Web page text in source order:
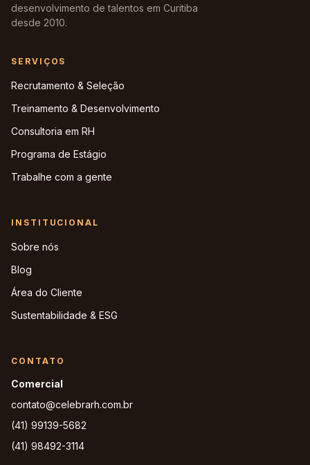
desenvolvimento de talentos em Curitiba
desde 2010.
SERVIÇOS
Recrutamento & Seleção
Treinamento & Desenvolvimento
Consultoria em RH
Programa de Estágio
Trabalhe com a gente
INSTITUCIONAL
Sobre nós
Blog
Área do Cliente
Sustentabilidade & ESG
CONTATO
Comercial
contato@celebrarh.com.br
(41) 99139-5682
(41) 98492-3114